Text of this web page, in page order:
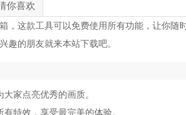
你喜欢
，这款工具可以免费使用所有功能，让你随
趣的朋友就来本站下载吧。
家点亮优秀的画质。
特效，享受最完美的体验。
2 曹操传mod万能修改器 6363
3 亦玩游戏安卓版
5 鬼头直装科技